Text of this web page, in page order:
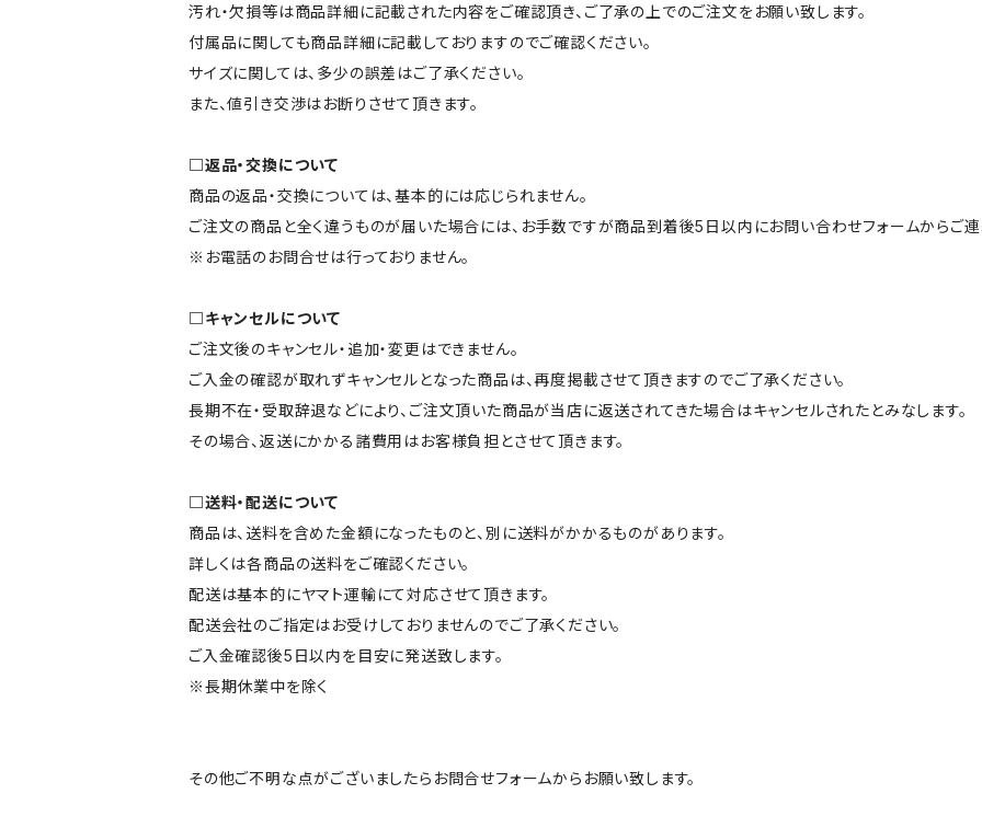
汚れ・欠損等は商品詳細に記載された内容をご確認頂き、ご了承の上でのご注文をお願い致します。
付属品に関しても商品詳細に記載しておりますのでご確認ください。
サイズに関しては、多少の誤差はご了承ください。
また、値引き交渉はお断りさせて頂きます。
□返品・交換について
商品の返品・交換については、基本的には応じられません。
ご注文の商品と全く違うものが届いた場合には、お手数ですが商品到着後5日以内にお問い合わせフォームからご連
※お電話のお問合せは行っておりません。
□キャンセルについて
ご注文後のキャンセル・追加・変更はできません。
ご入金の確認が取れずキャンセルとなった商品は、再度掲載させて頂きますのでご了承ください。
長期不在・受取辞退などにより、ご注文頂いた商品が当店に返送されてきた場合はキャンセルされたとみなします。
その場合、返送にかかる諸費用はお客様負担とさせて頂きます。
□送料・配送について
商品は、送料を含めた金額になったものと、別に送料がかかるものがあります。
詳しくは各商品の送料をご確認ください。
配送は基本的にヤマト運輸にて対応させて頂きます。
配送会社のご指定はお受けしておりませんのでご了承ください。
ご入金確認後5日以内を目安に発送致します。
※長期休業中を除く
その他ご不明な点がございましたらお問合せフォームからお願い致します。